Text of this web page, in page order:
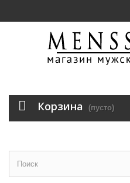
Корзина (пусто)